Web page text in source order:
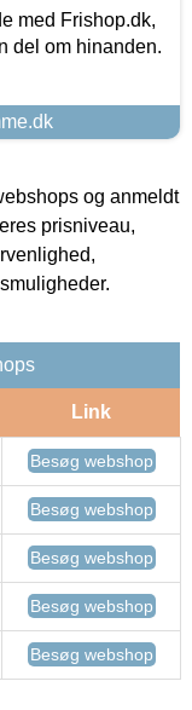
med Frishop.dk,
del om hinanden.
og anmeldt
prisniveau,
Link
Besøg webshop
Besøg webshop
Besøg webshop
Besøg webshop
Besøg webshop